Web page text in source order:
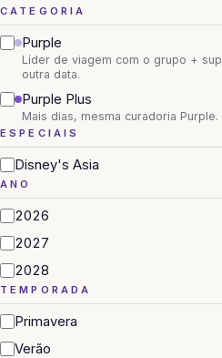
CATEGORIA
Purple
Líder de viagem com o grupo +
outra data.
Purple Plus
Mais dias, mesma curadoria Purple.
ESPECIAIS
Disney's Asia
ANO
2026
2027
2028
TEMPORADA
Primavera
Verão